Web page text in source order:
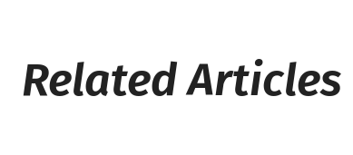
Related Articles